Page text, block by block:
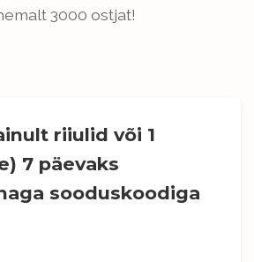
3000 ostjat!
riiulid või 1
7 päevaks
sooduskoodiga